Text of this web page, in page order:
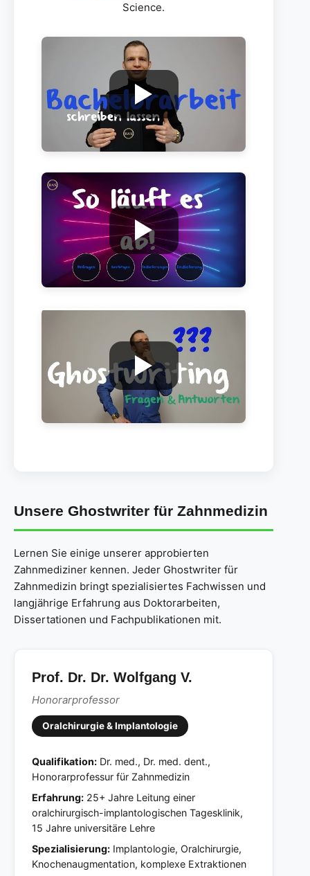
Science.
Unsere Ghostwriter für Zahnmedizin
Lernen Sie einige unserer approbierten
Zahnmediziner kennen. Jeder Ghostwriter für
Zahnmedizin bringt spezialisiertes Fachwissen und
langjährige Erfahrung aus Doktorarbeiten,
Dissertationen und Fachpublikationen mit.
Prof. Dr. Dr. Wolfgang V.
Honorarprofessor
Oralchirurgie & Implantologie
Qualifikation: Dr. med., Dr. med. dent.,
Honorarprofessur für Zahnmedizin
Erfahrung: 25+ Jahre Leitung einer
oralchirurgisch-implantologischen Tagesklinik,
15 Jahre universitäre Lehre
Spezialisierung: Implantologie, Oralchirurgie,
Knochenaugmentation, komplexe Extraktionen